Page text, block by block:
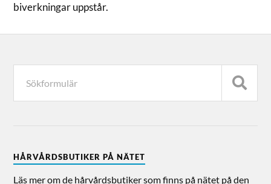
biverkningar uppstår.
HÅRVÅRDSBUTIKER PÅ NÄTET
Läs mer om de hårvårdsbutiker som finns på nätet på den